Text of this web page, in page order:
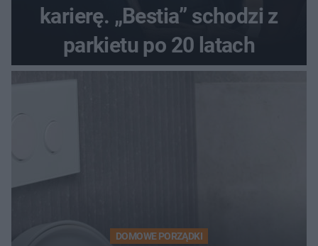
karierę. „Bestia” schodzi z
parkietu po 20 latach
DOMOWE PORZĄDKI